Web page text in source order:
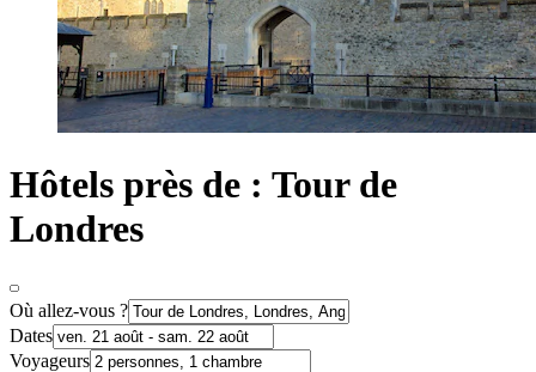
Hôtels près de : Tour de
Londres
Où allez-vous ?
Dates
Voyageurs